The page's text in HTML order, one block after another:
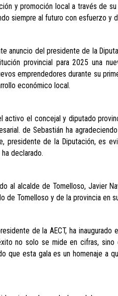
y promoción local a través de
siempre al futuro con esfuerzo y
anuncio del presidente de la
provincial para 2025 una
emprendedores durante su
económico local.
activo el concejal y diputado
de Sebastián ha
presidente de la Diputación, es
ha declarado.
al alcalde de Tomelloso, Javier
de Tomelloso y de la provincia en
de la AECT, ha
no solo se mide en cifras,
que esta gala es un homenaje a